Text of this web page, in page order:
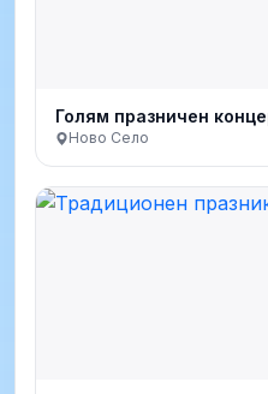
Голям празничен
Ново Село